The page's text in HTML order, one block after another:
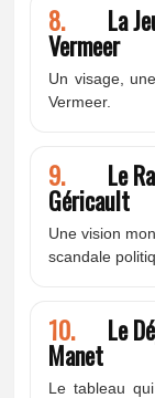
8. La
Vermeer
Un visage,
Vermeer.
9. Le
Géricault
Une vision
scandale
10. Le
Manet
Le tableau